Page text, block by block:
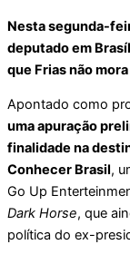
Nesta segunda-
deputado em
que Frias não
Apontado como
uma apuração
finalidade na
Conhecer Brasil,
Go Up
Dark Horse, que
política do ex-